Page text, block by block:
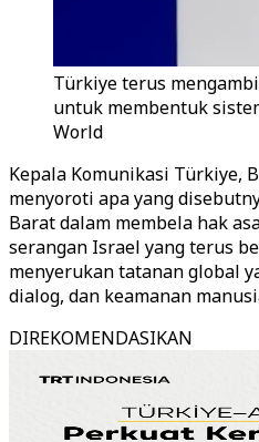
Türkiye terus
untuk membentuk
World
Kepala Komunikasi Türkiye,
menyoroti apa yang
Barat dalam membela hak
serangan Israel yang terus
menyerukan tatanan global
dialog, dan keamanan
DIREKOMENDASIKAN